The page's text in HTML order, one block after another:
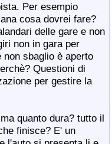
Per esempio
cosa dovrei fare?
delle gare e non
non in gara per
sbaglio è aperto
Questioni di
per gestire la
quanto dura? tutto il
finisce? E' un